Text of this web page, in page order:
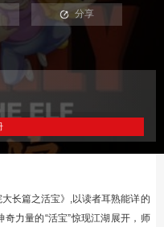
分享
长篇之活宝》,以读者耳熟能详的
力量的“活宝”惊现江湖展开，师